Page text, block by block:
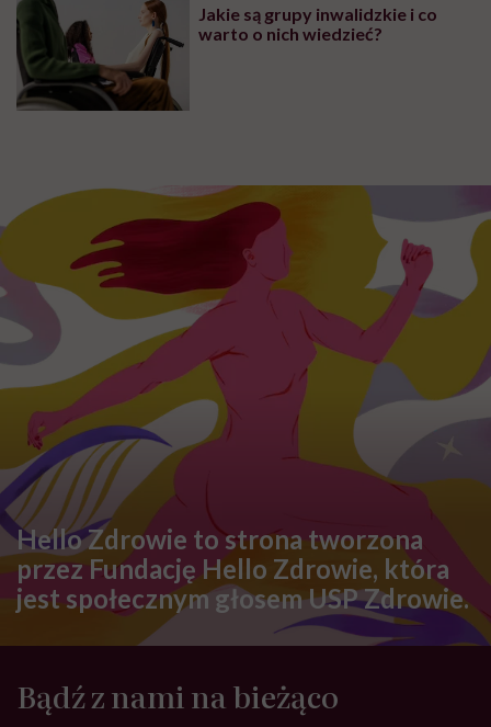
Jakie są grupy inwalidzkie i co
warto o nich wiedzieć?
Hello Zdrowie to strona tworzona
przez Fundację Hello Zdrowie, która
jest społecznym głosem USP Zdrowie.
Bądź z nami na bieżąco